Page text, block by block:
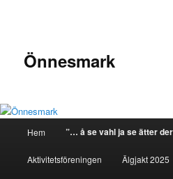
Önnesmark
Hoppa
till
Hem ”… å se vahl ja se ätter
Aktivitetsföreningen Älgjakt 2025